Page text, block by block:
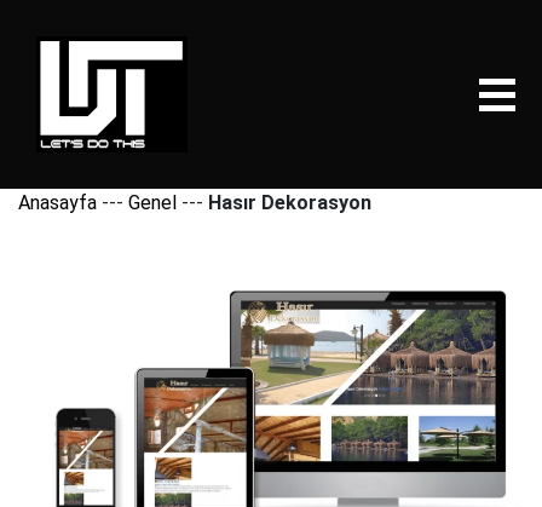
Anasayfa --- Genel --- Hasır Dekorasyon